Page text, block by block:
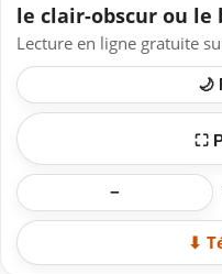
le clair-obscur ou le
Lecture en ligne gratuite
🌙
⛶
−
⬇